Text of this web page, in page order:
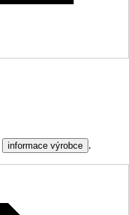
informace výrobce .